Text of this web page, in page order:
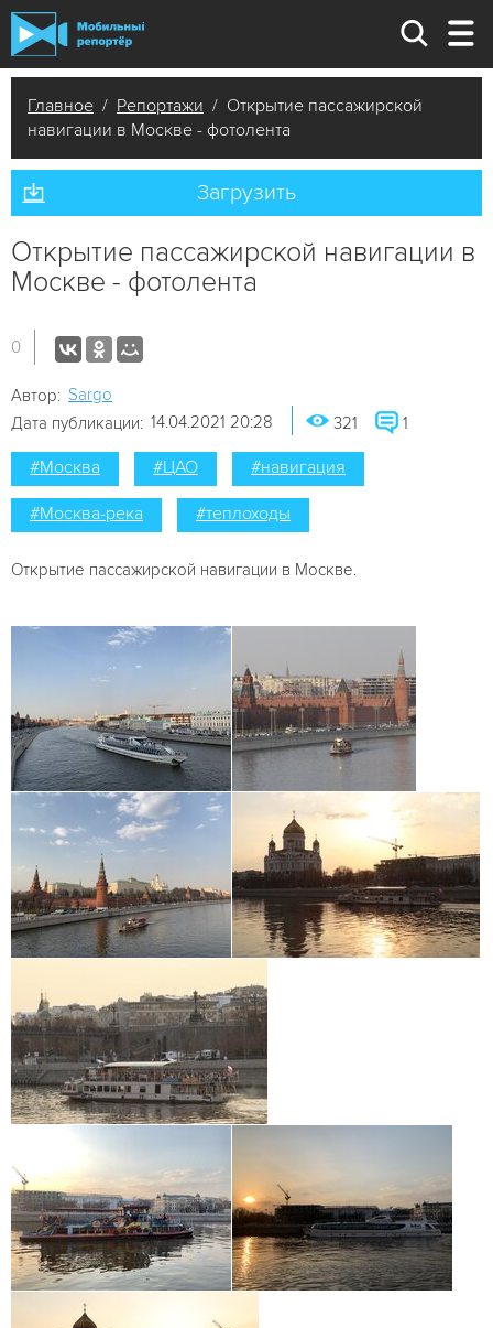
Главное / Репортажи / Открытие пассажирской
навигации в Москве - фотолента
Загрузить
Открытие пассажирской навигации в
Москве - фотолента
0
Автор: Sargo
Дата публикации: 14.04.2021 20:28 321 1
#Москва #ЦАО #навигация
#Москва-река #теплоходы
Открытие пассажирской навигации в Москве.